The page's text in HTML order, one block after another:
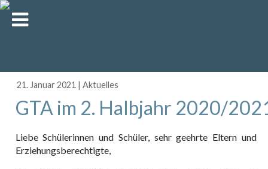
21. Januar 2021 |Aktuelles
GTA im 2. Halbjahr 2020/
Liebe Schülerinnen und Schüler, sehr geehrte Eltern und
Erziehungsberechtigte,